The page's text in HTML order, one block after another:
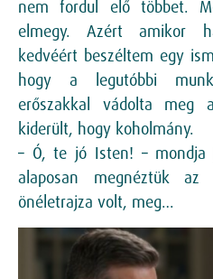
nem fordul elő többet.
elmegy. Azért amikor
kedvéért beszéltem egy
hogy a legutóbbi
erőszakkal vádolta meg
kiderült, hogy koholmány.
– Ó, te jó Isten! – mondja
alaposan megnéztük
önéletrajza volt, meg…